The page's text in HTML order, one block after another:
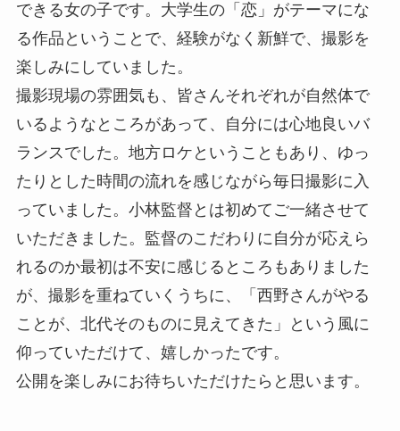
できる女の子です。大学生の「恋」がテーマにな
る作品ということで、経験がなく新鮮で、撮影を
楽しみにしていました。
撮影現場の雰囲気も、皆さんそれぞれが自然体で
いるようなところがあって、自分には心地良いバ
ランスでした。地方ロケということもあり、ゆっ
たりとした時間の流れを感じながら毎日撮影に入
っていました。小林監督とは初めてご一緒させて
いただきました。監督のこだわりに自分が応えら
れるのか最初は不安に感じるところもありました
が、撮影を重ねていくうちに、「西野さんがやる
ことが、北代そのものに見えてきた」という風に
仰っていただけて、嬉しかったです。
公開を楽しみにお待ちいただけたらと思います。